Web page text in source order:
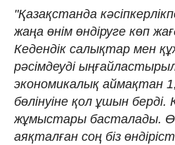
"Қазақстанда
жаңа өнім өндіруге көп
Кедендік салықтар мен
рәсімдеуді
экономикалық аймақтан
бөлінуіне қол ұшын
жұмыстары басталады.
аяқталған соң біз